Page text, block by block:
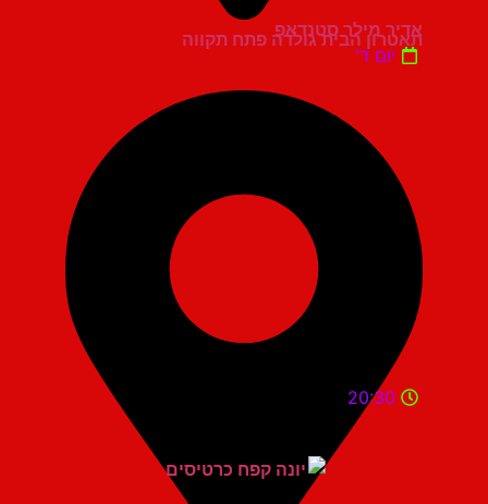
תאטרון הבית גולדה פתח תקווה
אדיר מילר סטנדאפ
יום ד'
20:30